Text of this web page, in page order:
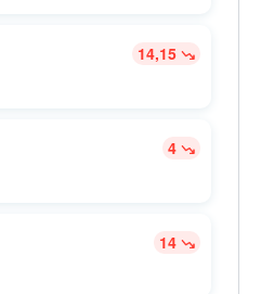
14,15
4
14